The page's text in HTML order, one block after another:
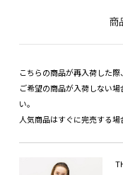
商
こちらの商品が再入荷した際
ご希望の商品が入荷しない
い。
人気商品はすぐに完売する場